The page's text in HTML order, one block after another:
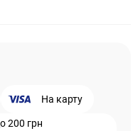
На карту
200 грн